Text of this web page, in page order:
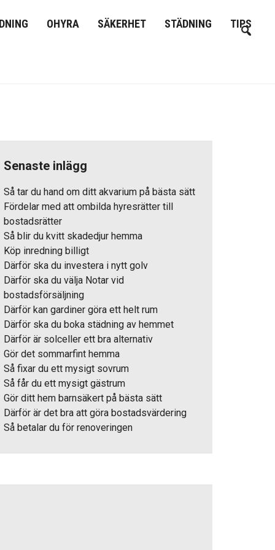
OHYRA SÄKERHET STÄDNING TIPS
Senaste inlägg
Så tar du hand om ditt akvarium på bästa sätt
Fördelar med att ombilda hyresrätter till
bostadsrätter
Så blir du kvitt skadedjur hemma
Köp inredning billigt
Därför ska du investera i nytt golv
Därför ska du välja Notar vid
bostadsförsäljning
Därför kan gardiner göra ett helt rum
Därför ska du boka städning av hemmet
Därför är solceller ett bra alternativ
Gör det sommarfint hemma
Så fixar du ett mysigt sovrum
Så får du ett mysigt gästrum
Gör ditt hem barnsäkert på bästa sätt
Därför är det bra att göra bostadsvärdering
Så betalar du för renoveringen